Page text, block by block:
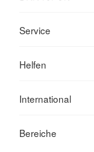
Service
Helfen
International
Bereiche